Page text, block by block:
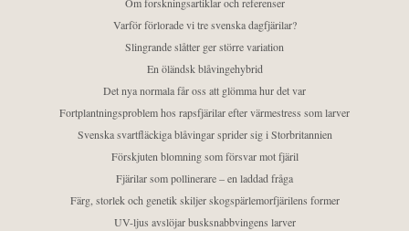
Varför förlorade vi tre svenska dagfjärilar?
Slingrande slåtter ger större variation
En öländsk blåvingehybrid
Det nya normala får oss att glömma hur det var
Fortplantningsproblem hos rapsfjärilar efter värmestress som larver
Svenska svartfläckiga blåvingar sprider sig i Storbritannien
Förskjuten blomning som försvar mot fjäril
Fjärilar som pollinerare – en laddad fråga
Färg, storlek och genetik skiljer skogspärlemorfjärilens former
UV-ljus avslöjar busksnabbvingens larver